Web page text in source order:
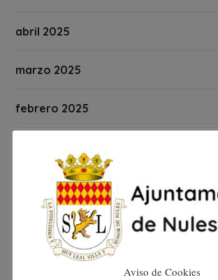
abril 2025
marzo 2025
febrero 2025
diciembre 2024
noviembre 2024
octubre 2024
Aviso de Cookies